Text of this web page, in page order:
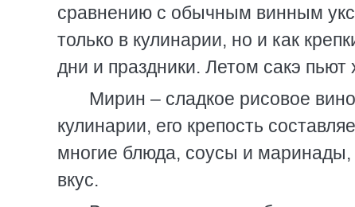
сравнению с обычным винным
только в кулинарии, но и как
дни и праздники. Летом сакэ
Мирин – сладкое рисовое
кулинарии, его крепость
многие блюда, соусы и
вкус.